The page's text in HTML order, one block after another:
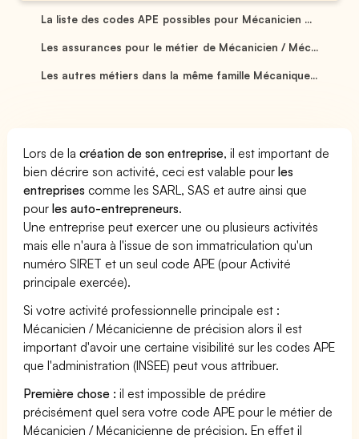
La liste des codes APE possibles pour Mécanicien ...
Les assurances pour le métier de Mécanicien / Méc...
Les autres métiers dans la même famille Mécanique...
Lors de lacréation de son entreprise, il est important de
bien décrire son activité, ceci est valable pourles
entreprises comme les SARL, SAS et autre ainsi que
pourles auto-entrepreneurs.
Une entreprise peut exercer une ou plusieurs activités
mais elle n'aura à l'issue de son immatriculation qu'un
numéro SIRET et un seul code APE (pour Activité
principale exercée).
Si votre activité professionnelle principale est :
Mécanicien / Mécanicienne de précision alors il est
important d'avoir une certaine visibilité sur les codes APE
que l'administration (INSEE) peut vous attribuer.
Première chose : il est impossible de prédire
précisément quel sera votre code APE pour le métier de
Mécanicien / Mécanicienne de précision. En effet il